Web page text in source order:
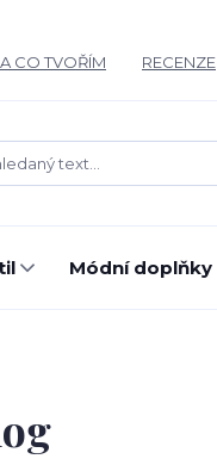
CO TVOŘÍM RECENZE
Módní doplňky